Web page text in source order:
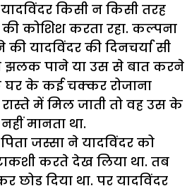
किसी न किसी तरह
कोशिश करता रहा. कल्पना
यादविंदर की दिनचर्या सी
झलक पाने या उस से बात करने
के कई चक्कर रोजाना
में मिल जाती तो वह उस के
मानता था.
जस्सा ने यादविंदर को
करते देख लिया था. तब
छोड़ दिया था. पर यादविंदर